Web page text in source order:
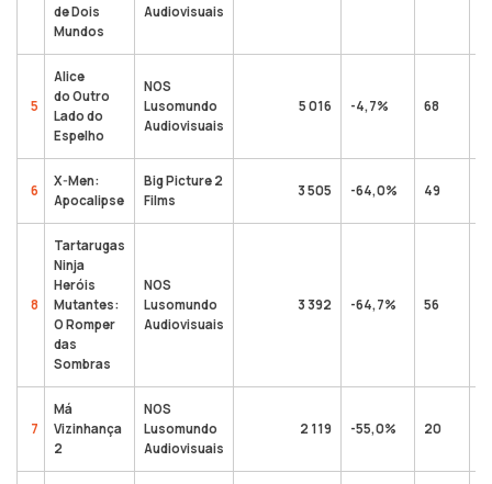
de Dois
Mundos
Audiovisuais
5
Alice
do Outro
Lado do
Espelho
NOS
Lusomundo
Audiovisuais
5 016 -4,7% 68
6
X-Men:
Apocalipse
Big Picture 2
Films
3 505 -64,0% 49
8
Tartarugas
Ninja
Heróis
Mutantes:
O Romper
das
Sombras
NOS
Lusomundo
Audiovisuais
3 392 -64,7% 56
7
Má
Vizinhança
2
NOS
Lusomundo
Audiovisuais
2 119 -55,0% 20